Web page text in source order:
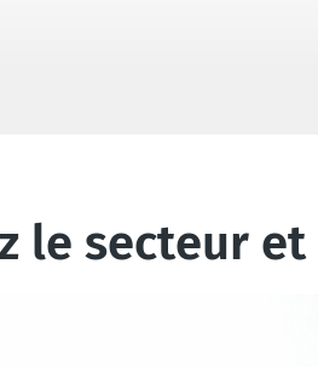
le secteur